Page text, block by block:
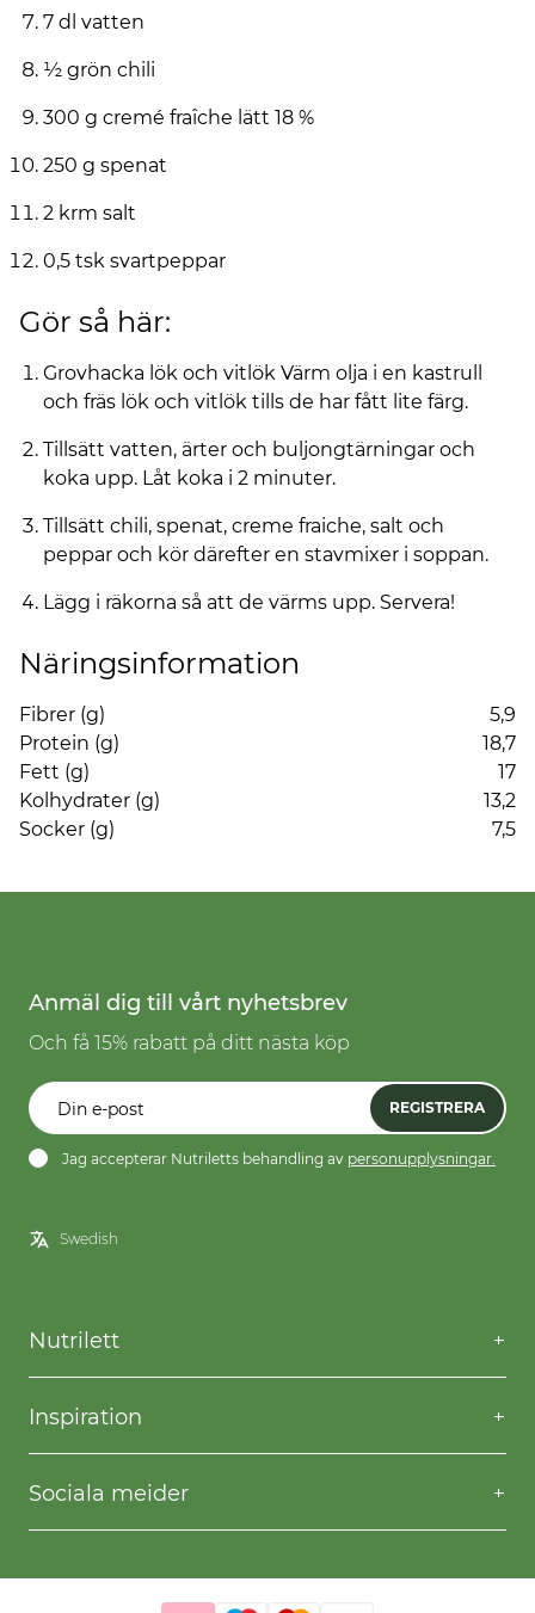
7 dl vatten
½ grön chili
300 g cremé fraîche lätt 18 %
250 g spenat
2 krm salt
0,5 tsk svartpeppar
Gör så här:
Grovhacka lök och vitlök Värm olja i en kastrull
och fräs lök och vitlök tills de har fått lite färg.
Tillsätt vatten, ärter och buljongtärningar och
koka upp. Låt koka i 2 minuter.
Tillsätt chili, spenat, creme fraiche, salt och
peppar och kör därefter en stavmixer i soppan.
Lägg i räkorna så att de värms upp. Servera!
Näringsinformation
Fibrer (g)
5,9
Protein (g)
18,7
Fett (g)
17
Kolhydrater (g)
13,2
Socker (g)
7,5
Anmäl dig till vårt nyhetsbrev
Och få 15% rabatt på ditt nästa köp
REGISTRERA
Jag accepterar Nutriletts behandling av personupplysningar.
Nutrilett
Kontakta oss
Frågor & svar
Frakt & returer
Köpvillkor
Inspiration
Willpower
Recept
Gå ner i vikt
Sociala meider
Facebook